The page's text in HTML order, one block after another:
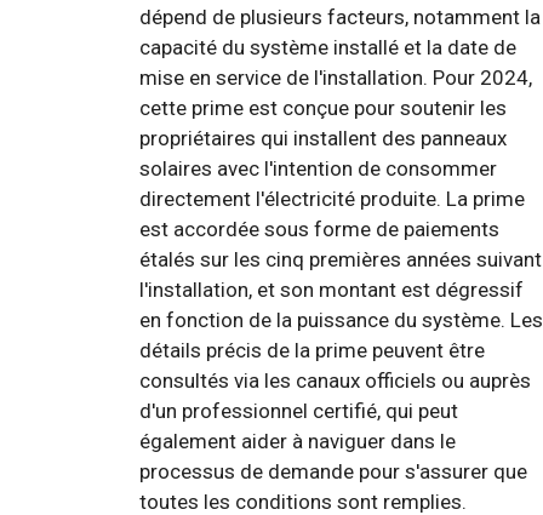
dépend de plusieurs facteurs, notamment la
capacité du système installé et la date de
mise en service de l'installation. Pour 2024,
cette prime est conçue pour soutenir les
propriétaires qui installent des panneaux
solaires avec l'intention de consommer
directement l'électricité produite. La prime
est accordée sous forme de paiements
étalés sur les cinq premières années suivant
l'installation, et son montant est dégressif
en fonction de la puissance du système. Les
détails précis de la prime peuvent être
consultés via les canaux officiels ou auprès
d'un professionnel certifié, qui peut
également aider à naviguer dans le
processus de demande pour s'assurer que
toutes les conditions sont remplies.